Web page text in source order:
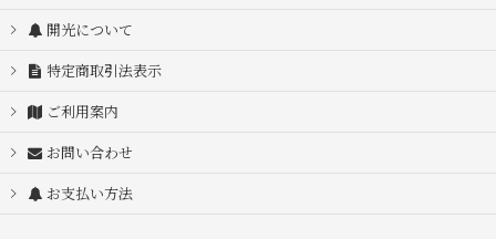
開光について
特定商取引法表示
ご利用案内
お問い合わせ
お支払い方法